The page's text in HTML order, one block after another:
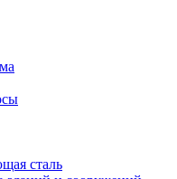
сталь